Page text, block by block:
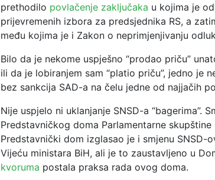
prethodilo povlačenje zaključaka u kojima je
prijevremenih izbora za predsjednika RS, a
među kojima je i Zakon o neprimjenjivanju
Bilo da je nekome uspješno “prodao priču”
ili da je lobiranjem sam “platio priču”, jedno je
bez sankcija SAD-a na čelu jedne od najjačih
Nije uspjelo ni uklanjanje SNSD-a “bagerima”.
Predstavničkog doma Parlamentarne skupštine
Predstavnički dom izglasao je i smjenu SNSD-
Vijeću ministara BiH, ali je to zaustavljeno u
kvoruma postala praksa rada ovog doma.